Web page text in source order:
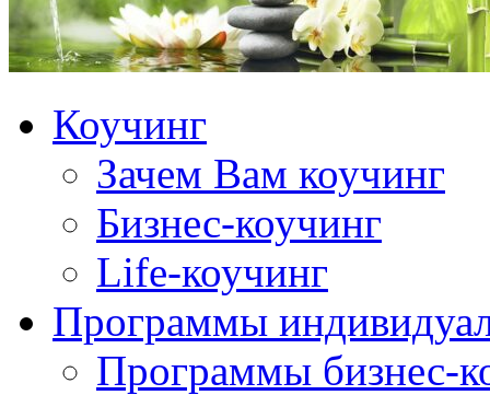
Коучинг
Зачем Вам коучинг
Бизнес-коучинг
Life-коучинг
Программы
Программы бизнес-